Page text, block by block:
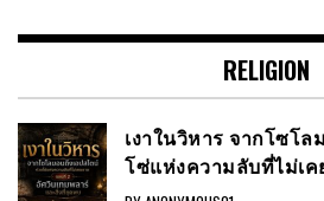
RELIGION
เงาในวิหาร จากโซโ
โซ่แห่งความลับที่ไม่เ